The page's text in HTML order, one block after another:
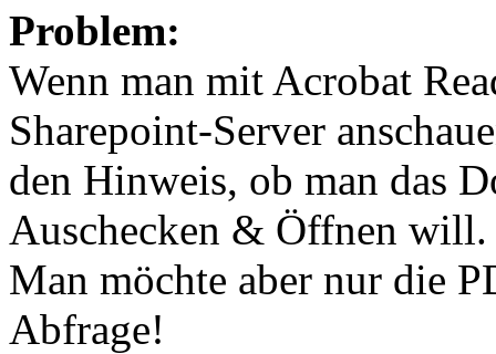
Problem:
Wenn man mit Acrobat
Sharepoint-Server
den Hinweis, ob man das
Auschecken & Öffnen will.
Man möchte aber nur die
Abfrage!